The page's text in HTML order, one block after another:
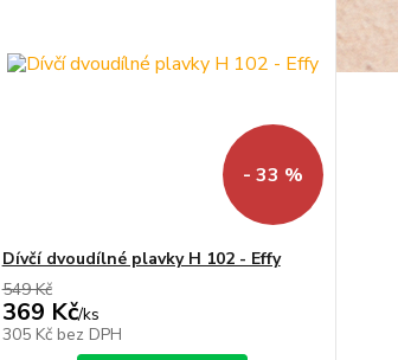
- 33 %
Dívčí dvoudílné plavky H 102 - Effy
549 Kč
369 Kč/ks
305 Kč bez DPH